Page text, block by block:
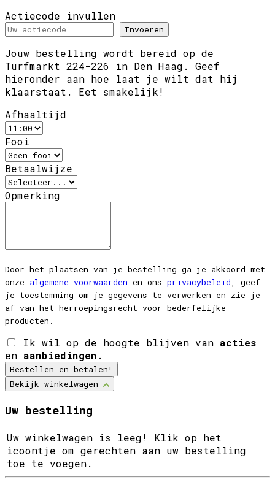
Actiecode invullen
Invoeren
Jouw bestelling wordt bereid op de
Turfmarkt 224-226 in Den Haag. Geef
hieronder aan hoe laat je wilt dat hij
klaarstaat. Eet smakelijk!
Afhaaltijd
Fooi
Betaalwijze
Opmerking
Door het plaatsen van je bestelling ga je akkoord met
onze algemene voorwaarden en ons privacybeleid, geef
je toestemming om je gegevens te verwerken en zie je
af van het herroepingsrecht voor bederfelijke
producten.
Ik wil op de hoogte blijven van acties
en aanbiedingen .
Bestellen en betalen!
Bekijk winkelwagen
Uw bestelling
Uw winkelwagen is leeg! Klik op het
icoontje om gerechten aan uw bestelling
toe te voegen.